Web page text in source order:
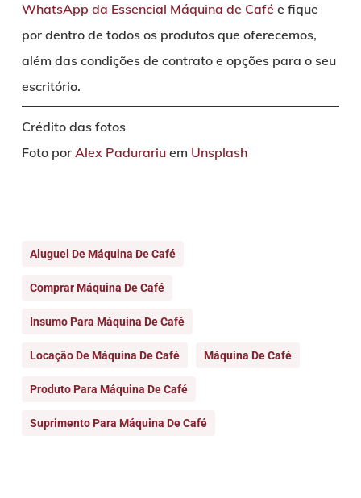
WhatsApp da Essencial Máquina de Café e fique
por dentro de todos os produtos que oferecemos,
além das condições de contrato e opções para o seu
escritório.
Crédito das fotos
Foto por Alex Padurariuem Unsplash
Aluguel De Máquina De Café
Comprar Máquina De Café
Insumo Para Máquina De Café
Locação De Máquina De Café Máquina De Café
Produto Para Máquina De Café
Suprimento Para Máquina De Café